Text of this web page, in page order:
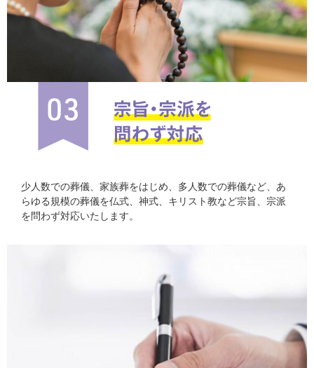
少人数での葬儀、家族葬をはじめ、多人数での葬儀など、あ
らゆる規模の葬儀を仏式、神式、キリスト教など宗旨、宗派
を問わず対応いたします。